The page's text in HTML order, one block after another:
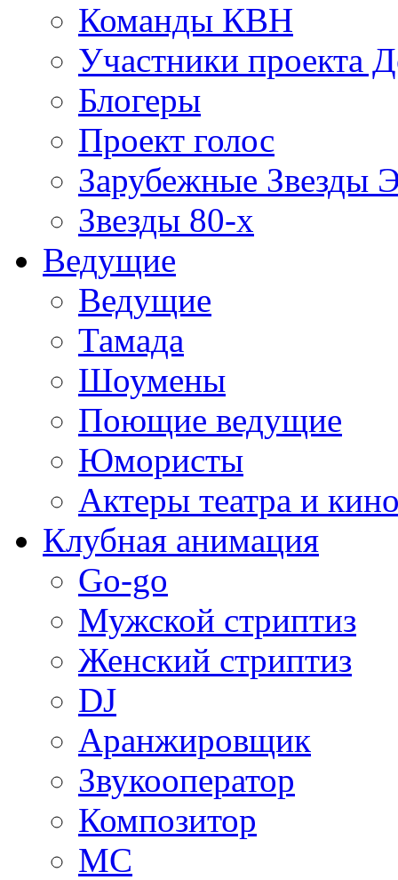
Команды КВН
Участники проекта
Блогеры
Проект голос
Зарубежные Звезды
Звезды 80-х
Ведущие
Ведущие
Тамада
Шоумены
Поющие ведущие
Юмористы
Актеры театра и
Клубная анимация
Go-go
Мужской стриптиз
Женский стриптиз
DJ
Аранжировщик
Звукооператор
Композитор
МС